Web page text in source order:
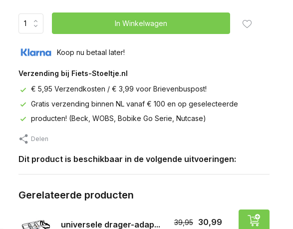
In Winkelwagen
Koop nu betaal later!
Verzending bij Fiets-Stoeltje.nl
€ 5,95 Verzendkosten / € 3,99 voor Brievenbuspost!
Gratis verzending binnen NL vanaf € 100 en op geselecteerde
producten! (Beck, WOBS, Bobike Go Serie, Nutcase)
Delen
Dit product is beschikbaar in de volgende uitvoeringen:
Gerelateerde producten
universele drager-adap... 39,95 30,99